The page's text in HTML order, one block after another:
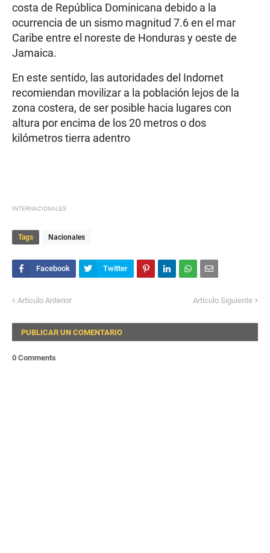
costa de República Dominicana debido a la
ocurrencia de un sismo magnitud 7.6 en el mar
Caribe entre el noreste de Honduras y oeste de
Jamaica.
En este sentido, las autoridades del Indomet
recomiendan movilizar a la población lejos de la
zona costera, de ser posible hacia lugares con
altura por encima de los 20 metros o dos
kilómetros tierra adentro
INTERNACIONALES
Tags Nacionales
Artículo Anterior Artículo Siguiente
PUBLICAR UN COMENTARIO
0 Comments